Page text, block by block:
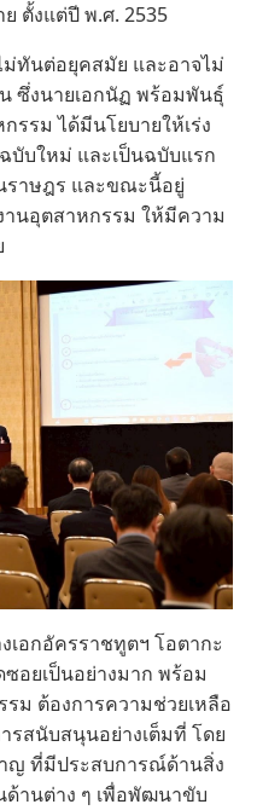
ตั้งแต่ปี พ.ศ. 2535
ทันต่อยุคสมัย และอาจไม่
ซึ่งนายเอกนัฏ พร้อมพันธุ์
รรม ได้มีนโยบายให้เร่ง
บับใหม่ และเป็นฉบับแรก
ราษฎร และขณะนี้อยู่
านอุตสาหกรรม ให้มีความ
เอกอัครราชทูตฯ โอตากะ
อยเป็นอย่างมาก พร้อม
ม ต้องการความช่วยเหลือ
สนับสนุนอย่างเต็มที่ โดย
ญ ที่มีประสบการณ์ด้านสิ่ง
านต่าง ๆ เพื่อพัฒนาขับ